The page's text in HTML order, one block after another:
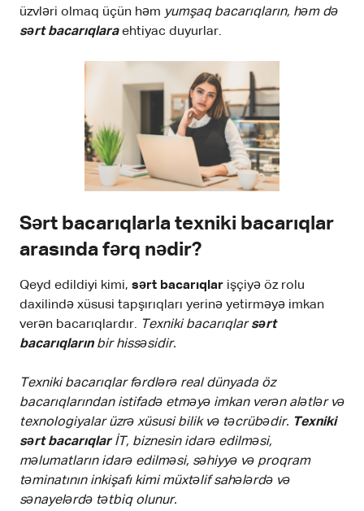
üzvləri olmaq üçün həm yumşaq bacarıqların, həm də
sərt bacarıqlaraehtiyac duyurlar.
Sərt bacarıqlarla texniki bacarıqlar
arasında fərq nədir?
Qeyd edildiyi kimi, sərt bacarıqlar işçiyə öz rolu
daxilində xüsusi tapşırıqları yerinə yetirməyə imkan
verən bacarıqlardır. Texniki bacarıqlarsərt
bacarıqlarınbir hissəsidir.
Texniki bacarıqlar fərdlərə real dünyada öz
bacarıqlarından istifadə etməyə imkan verən alətlər və
texnologiyalar üzrə xüsusi bilik və təcrübədir. Texniki
sərt bacarıqlarİT, biznesin idarə edilməsi,
məlumatların idarə edilməsi, səhiyyə və proqram
təminatının inkişafı kimi müxtəlif sahələrdə və
sənayelərdə tətbiq olunur.